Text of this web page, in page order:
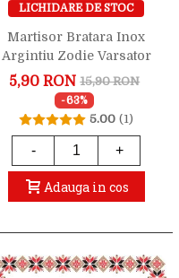
LICHIDARE DE STOC
Martisor Bratara Inox
Argintiu Zodie Varsator
5,90 RON 15,90 RON
-63%
5.00 (1)
- +
Adauga in cos